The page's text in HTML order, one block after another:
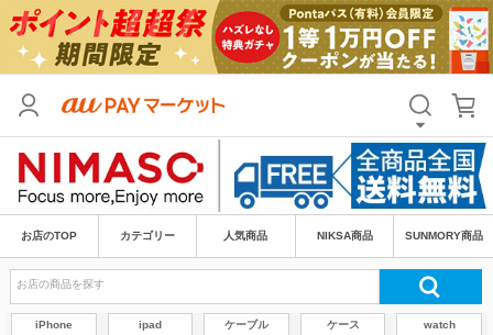
お店のTOP カテゴリー 人気商品 NIKSA商品 SUNMORY商品
iPhone ipad ケーブル ケース watch